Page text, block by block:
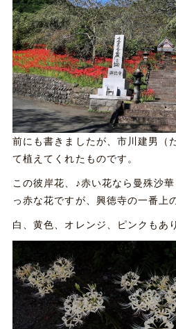
前にも書きましたが、市川建男（
て植えてくれたものです。
この彼岸花、♪赤い花なら曼殊沙
っ赤な花ですが、興徳寺の一番上
白、黄色、オレンジ、ピンクもあ